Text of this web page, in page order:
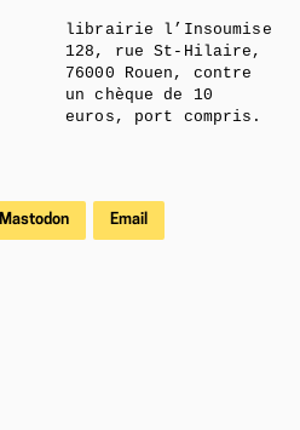
librairie l’Insoumise
128, rue St-Hilaire,
76000 Rouen, contre
un chèque de 10
euros, port compris.
Mastodon Email